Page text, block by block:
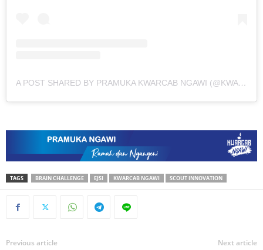
A POST SHARED BY PRAMUKA KWARCAB NGAWI (@KWARCABNGAWI1321)
TAGS BRAIN CHALLENGE EJSI KWARCAB NGAWI SCOUT INNOVATION
Previous article Next article